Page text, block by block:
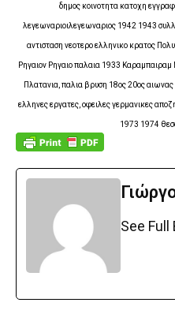
δημος κοινοτητα κατοχη
λεγεωναριοιλεγεωναριος 1942 1943
αντισταση νεοτερο ελληνικο κρατος
Ρηγαιον Ρηγαιο παλαια 1933
Πλατανια, παλια βρυση 18ος 20ος
ελληνες εργατες, οφειλες γερμανικες
1973 1974
See Full